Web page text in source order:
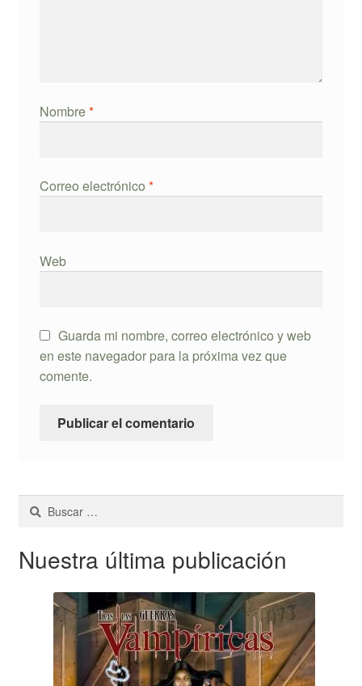
Nombre*
Correo electrónico *
Web
Guarda mi nombre, correo electrónico y web
en este navegador para la próxima vez que
comente.
Buscar:
Nuestra última publicación